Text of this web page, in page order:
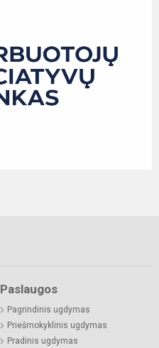
Paslaugos
Pagrindinis ugdymas
Priešmokyklinis ugdymas
Pradinis ugdymas